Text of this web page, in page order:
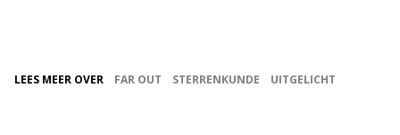
LEES MEER OVER FAR OUT STERRENKUNDE UITGELICHT